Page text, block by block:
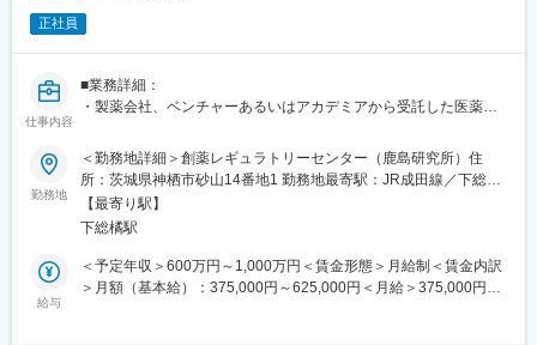
＜担当エリア＞
事業所ごとに営業エリアが決まっているため、そのエリアの中か
ら配属後に担当エリアを決定します。
＜担当製品＞
・電子カルテ
・予約管理システム 等
※商品・サービス単価は30万～約300万と、様々な製品がありま
す。
・入社後1ヶ月は座学研修にて、医療業界の基礎知識や自社製品に
ついて学びます。
正社員
仕事内容
■業務詳細：
・製薬会社、ベンチャーあるいはアカデミアから受託した医薬品
薬品代謝物の構造解析業務（抽出方法の確立，測定条件の確立及
び精密質量分析計を用いた構造推定等）
・試験責任者もしくは担当者（試験責任者候補）業務
・生体試料（血漿、尿、糞、胆汁など）からの代謝物抽出方法の
確立および最適化
・精密質量分析計（HRMS）を用いた測定条件の設定および最適
勤務地
＜勤務地詳細＞創薬レギュラトリーセンター（鹿島研究所）住
所：茨城県神栖市砂山14番地1 勤務地最寄駅：JR成田線／下総橘
駅受動喫煙対策：敷地内喫煙可能場所あり変更の範囲：会社の定
める事業所
【最寄り駅】
下総橘駅
給与
＜予定年収＞600万円～1,000万円＜賃金形態＞月給制＜賃金内訳
＞月額（基本給）：375,000円～625,000円＜月給＞375,000円～